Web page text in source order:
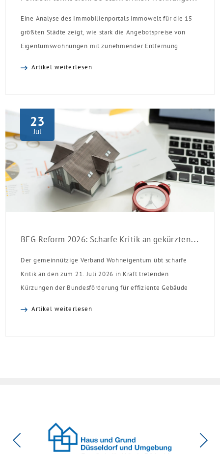
Eine Analyse des Immobilienportals immowelt für die 15
größten Städte zeigt, wie stark die Angebotspreise von
Eigentumswohnungen mit zunehmender Entfernung
Artikel weiterlesen
23
Jul
BEG-Reform 2026: Scharfe Kritik an gekürzten Sanierungsförderungen
Der gemeinnützige Verband Wohneigentum übt scharfe
Kritik an den zum 21. Juli 2026 in Kraft tretenden
Kürzungen der Bundesförderung für effiziente Gebäude
Artikel weiterlesen